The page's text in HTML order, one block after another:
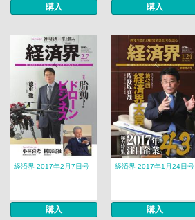
購入 購入
経済界 2017年2月7日号
購入
経済界 2017年1月24日号
購入